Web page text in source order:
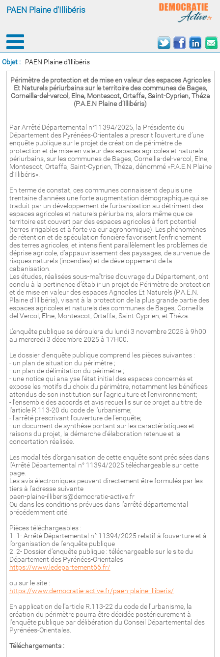
PAEN Plaine d'Illibéris
Objet : PAEN Plaine d'Illibéris
Périmètre de protection et de mise en valeur des espaces Agricoles
Et Naturels périurbains sur le territoire des communes de Bages,
Corneilla-del-vercol, Elne, Montescot, Ortaffa, Saint-Cyprien, Théza
(P.A.E.N Plaine d’Illibéris)
Par Arrêté Départemental n°11394/2025, la Présidente du
Département des Pyrénées-Orientales a prescrit l’ouverture d’une
enquête publique sur le projet de création de périmètre de
protection et de mise en valeur des espaces agricoles et naturels
périurbains, sur les communes de Bages, Corneilla-del-vercol, Elne,
Montescot, Ortaffa, Saint-Cyprien, Théza, dénommé «P.A.E.N Plaine
d’Illibéris».
En terme de constat, ces communes connaissent depuis une
trentaine d’années une forte augmentation démographique qui se
traduit par un développement de l’urbanisation au détriment des
espaces agricoles et naturels périurbains, alors même que ce
territoire est couvert par des espaces agricoles à fort potentiel
(terres irrigables et à forte valeur agronomique). Les phénomènes
de rétention et de spéculation foncière favorisent l’enfrichement
des terres agricoles, et intensifient parallèlement les problèmes de
déprise agricole, d’appauvrissement des paysages, de survenue de
risques naturels (incendies) et de développement de la
cabanisation.
Les études, réalisées sous-maîtrise d’ouvrage du Département, ont
conclu à la pertinence d’établir un projet de Périmètre de protection
et de mise en valeur des espaces Agricoles Et Naturels (P.A.E.N.
Plaine d’Illibéris), visant à la protection de la plus grande partie des
espaces agricoles et naturels des communes de Bages, Corneilla
del Vercol, Elne, Montescot, Ortaffa, Saint-Cyprien, et Théza.
L’enquête publique se déroulera du lundi 3 novembre 2025 à 9h00
au mercredi 3 décembre 2025 à 17H00.
Le dossier d’enquête publique comprend les pièces suivantes :
- un plan de situation du périmètre ;
- un plan de délimitation du périmètre ;
- une notice qui analyse l'état initial des espaces concernés et
expose les motifs du choix du périmètre, notamment les bénéfices
attendus de son institution sur l'agriculture et l'environnement;
- l'ensemble des accords et avis recueillis sur ce projet au titre de
l'article R.113-20 du code de l'urbanisme;
- l'arrêté prescrivant l'ouverture de l'enquête;
- un document de synthèse portant sur les caractéristiques et
raisons du projet, la démarche d'élaboration retenue et la
concertation réalisée.
Les modalités d’organisation de cette enquête sont précisées dans
l’Arrêté Départemental n° 11394/2025 téléchargeable sur cette
page.
Les avis électroniques peuvent directement être formulés par les
tiers à l’adresse suivante
paen-plaine-illiberis@democratie-active.fr
Ou dans les conditions prévues dans l’arrêté départemental
précédemment cité.
Pièces téléchargeables :
1. 1- Arrêté Départemental n° 11394/2025 relatif à l’ouverture et à
l’organisation de l’enquête publique
2. 2- Dossier d’enquête publique : téléchargeable sur le site du
Département des Pyrénées-Orientales
https://www.ledepartement66.fr/
ou sur le site :
https://www.democratie-active.fr/paen-plaine-illiberis/
En application de l'article R.113-22 du code de l'urbanisme, la
création du périmètre pourra être décidée postérieurement à
l'enquête publique par délibération du Conseil Départemental des
Pyrénées-Orientales.
Téléchargements :